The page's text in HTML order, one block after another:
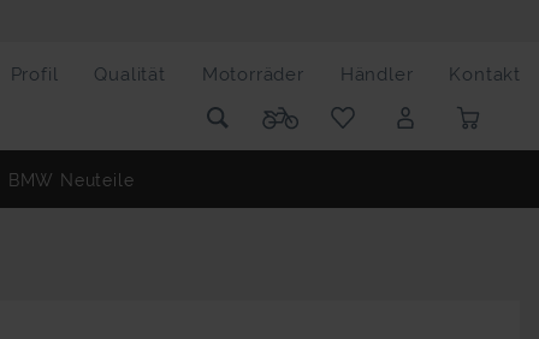
Profil Qualität Motorräder Händler Kontakt
BMW Neuteile